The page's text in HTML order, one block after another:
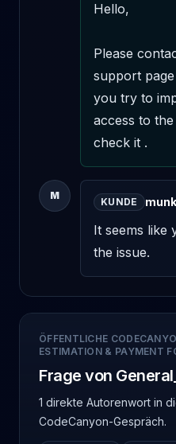
Hello,
Please
support
you try to
access to
check it .
M
KUNDE
It seems like
the issue.
ÖFFENTLICHE
ESTIMATION & PAYMENT
Frage von General_
1 direkte Autorenwort in
CodeCanyon-Gespräch.